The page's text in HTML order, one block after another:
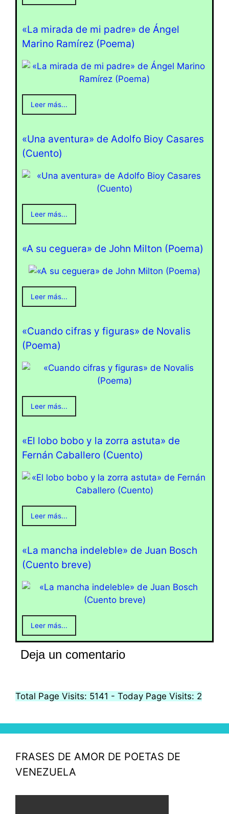
«La mirada de mi padre» de Ángel
Marino Ramírez (Poema)
Leer más...
«Una aventura» de Adolfo Bioy Casares
(Cuento)
Leer más...
«A su ceguera» de John Milton (Poema)
Leer más...
«Cuando cifras y figuras» de Novalis
(Poema)
Leer más...
«El lobo bobo y la zorra astuta» de
Fernán Caballero (Cuento)
Leer más...
«La mancha indeleble» de Juan Bosch
(Cuento breve)
Leer más...
Deja un comentario
Total Page Visits: 5141 - Today Page Visits: 2
FRASES DE AMOR DE POETAS DE
VENEZUELA